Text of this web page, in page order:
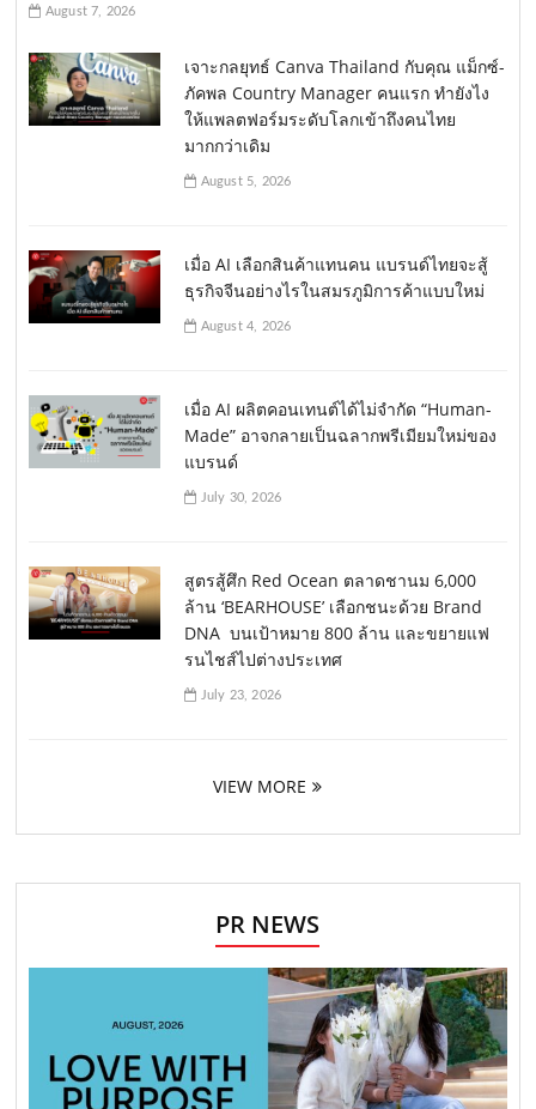
August 7, 2026
เจาะกลยุทธ์ Canva Thailand กับคุณ แม็กซ์-
ภัคพล Country Manager คนแรก ทำยังไง
ให้แพลตฟอร์มระดับโลกเข้าถึงคนไทย
มากกว่าเดิม
August 5, 2026
เมื่อ AI เลือกสินค้าแทนคน แบรนด์ไทยจะสู้
ธุรกิจจีนอย่างไรในสมรภูมิการค้าแบบใหม่
August 4, 2026
เมื่อ AI ผลิตคอนเทนต์ได้ไม่จำกัด “Human-
Made” อาจกลายเป็นฉลากพรีเมียมใหม่ของ
แบรนด์
July 30, 2026
สูตรสู้ศึก Red Ocean ตลาดชานม 6,000
ล้าน ‘BEARHOUSE’ เลือกชนะด้วย Brand
DNA บนเป้าหมาย 800 ล้าน และขยายแฟ
รนไชส์ไปต่างประเทศ
July 23, 2026
VIEW MORE
PR NEWS